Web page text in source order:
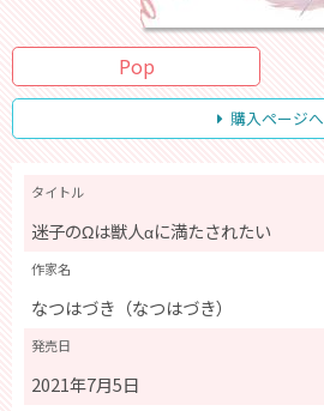
Pop
購入ページへ
タイトル
迷子のΩは獣人αに満たされたい
作家名
なつはづき（なつはづき）
発売日
2021年7月5日